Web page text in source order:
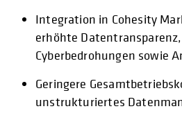
Integration in Cohesity
erhöhte
Cyberbedrohungen sowie
Geringere
unstrukturiertes